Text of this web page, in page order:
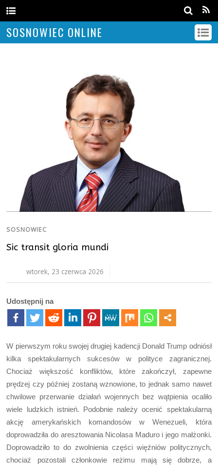
SOSNOWIEC ONLINE
SOSNOWIEC
Sic transit gloria mundi
wtorek, 23 czerwca 2026
Udostępnij na
W pierwszym roku swojej drugiej kadencji Donald Trump odniósł
kilka spektakularnych sukcesów w polityce zagranicznej.
Chociaż większość konfliktów, które zakończył, zapewne
prędzej czy później zostaną wznowione, to jednak samo nawet
chwilowe przerwanie działań wojennych bez wątpienia ocaliło
wiele ludzkich istnień. Podobnie należy ocenić spektakularną
akcję amerykańskich komandosów w Wenezueli, która
doprowadziła do aresztowania Nicolasa Maduro i jego małżonki.
Doprowadziło to do zwolnienia części więźniów politycznych,
chociaż pozostali członkowie reżimu mają się dobrze, a